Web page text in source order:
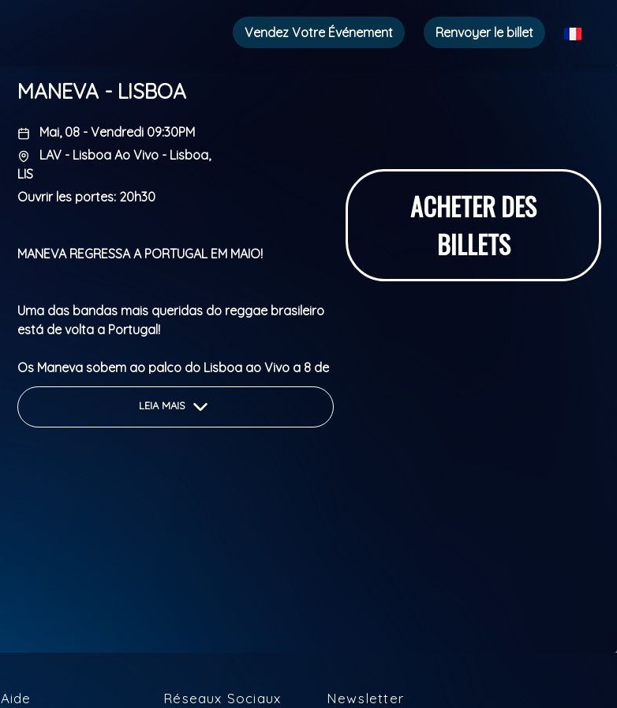
Vendez Votre Événement Renvoyer le billet
MANEVA - LISBOA
Mai, 08 - Vendredi 09:30PM
LAV - Lisboa Ao Vivo - Lisboa,
LIS
Ouvrir les portes: 20h30
MANEVA REGRESSA A PORTUGAL EM MAIO!
Uma das bandas mais queridas do reggae brasileiro
está de volta a Portugal!
Os Maneva sobem ao palco do Lisboa ao Vivo a 8 de
maio e do Hard Club Porto a 9 de maio para dois
concertos imperdíveis, cheios de energia, mensagens
positivas e os grandes sucessos que conquistaram
LEIA MAIS
ACHETER DES
BILLETS
Aide Réseaux Sociaux Newsletter